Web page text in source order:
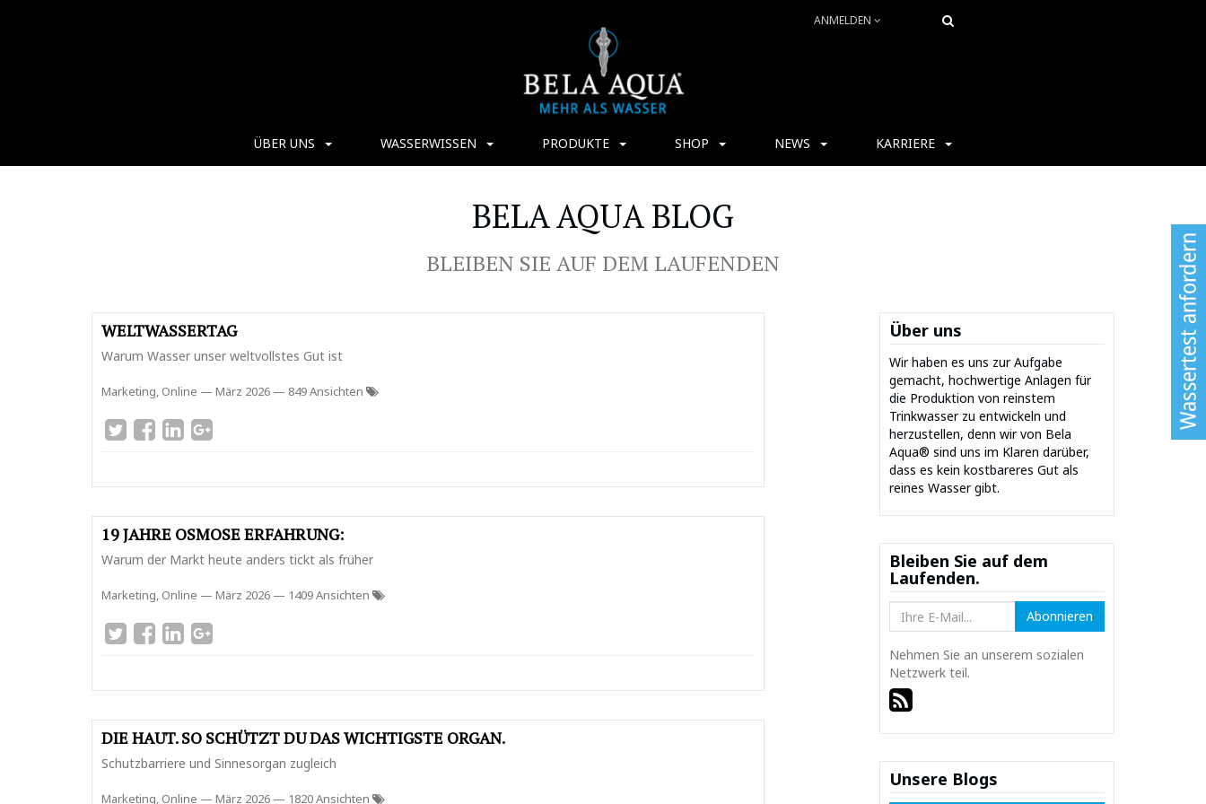
ANMELDEN
ÜBER UNS WASSERWISSEN PRODUKTE SHOP NEWS KARRIERE
BELA AQUA BLOG
BLEIBEN SIE AUF DEM LAUFENDEN
WELTWASSERTAG
Warum Wasser unser weltvollstes Gut ist
Marketing, Online — März 2026 — 849 Ansichten
19 JAHRE OSMOSE ERFAHRUNG:
Warum der Markt heute anders tickt als früher
Marketing, Online — März 2026 — 1409 Ansichten
DIE HAUT. SO SCHÜTZT DU DAS WICHTIGSTE ORGAN.
Schutzbarriere und Sinnesorgan zugleich
Marketing, Online — März 2026 — 1820 Ansichten
Über uns
Wir haben es uns zur Aufgabe
gemacht, hochwertige Anlagen für
die Produktion von reinstem
Trinkwasser zu entwickeln und
herzustellen, denn wir von Bela
Aqua® sind uns im Klaren darüber,
dass es kein kostbareres Gut als
reines Wasser gibt.
Bleiben Sie auf dem
Laufenden.
Abonnieren
Nehmen Sie an unserem sozialen
Netzwerk teil.
Unsere Blogs